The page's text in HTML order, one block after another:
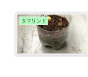
タマリンド